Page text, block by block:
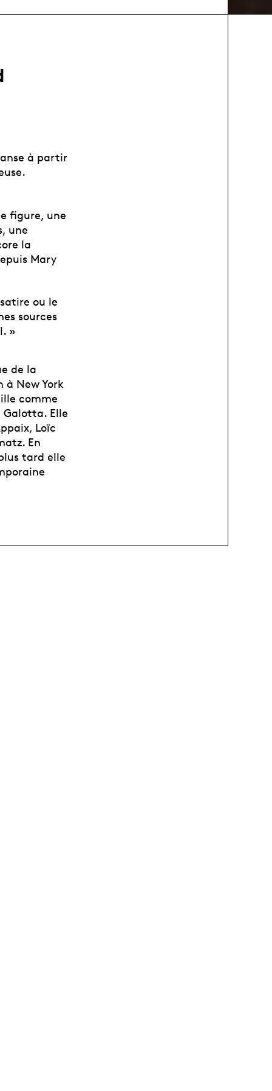
à partir
figure, une
une
la
Mary
ou le
sources
»
de la
New York
comme
Elle
Loïc
En
tard elle